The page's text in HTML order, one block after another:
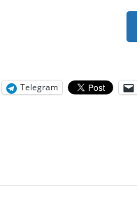
Telegram